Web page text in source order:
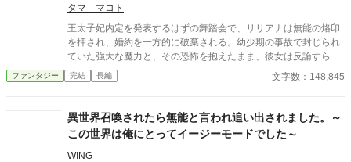
讐になった。
タマ マコト
王太子妃内定を発表するはずの舞踏会で、リリアナは無能の烙印
を押され、婚約を一方的に破棄される。幼少期の事故で封じられ
ていた強大な魔力と、その恐怖を抱えたまま、彼女は反論すらで
きず王都から追放される。だがその裏では、宰相派による政治的
策略と、彼女の力を利用し隠してきた王家と貴族の思惑が渦巻い
分の意思で生きる」選択を迫られ、死地と呼ばれる北辺境へと旅
立つ。
ファンタジー 完結 長編 文字数：148,845
異世界召喚されたら無能と言われ追い出されました。～
この世界は俺にとってイージーモードでした～
WING